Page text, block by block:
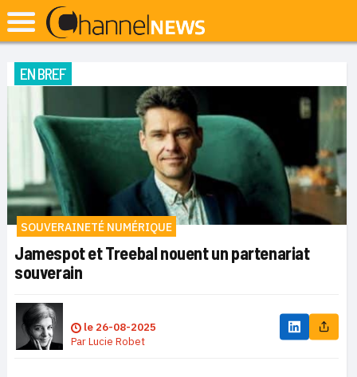
EN BREF
SOUVERAINETÉ NUMÉRIQUE
Jamespot et Treebal nouent un partenariat
souverain
le 26-08-2025
ParLucie Robet